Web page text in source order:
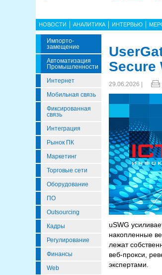
НОВОСТИ АНАЛИТИКА ИНТЕРВЬЮ
Импорто­
Замещение
Автоматизация
Промышленности
Интернет
Мобильная связь
Фиксированная
связь
Интеграция
Рынок ПК
Маркетинг
Торговые сети
Оборудование
ПО
Outsourcing
Кадры
Регулирование
Финансы
Web
Secure
29.06.2026 |
uSWG
накопленные
лежат
веб‑прокси,
экспертами.